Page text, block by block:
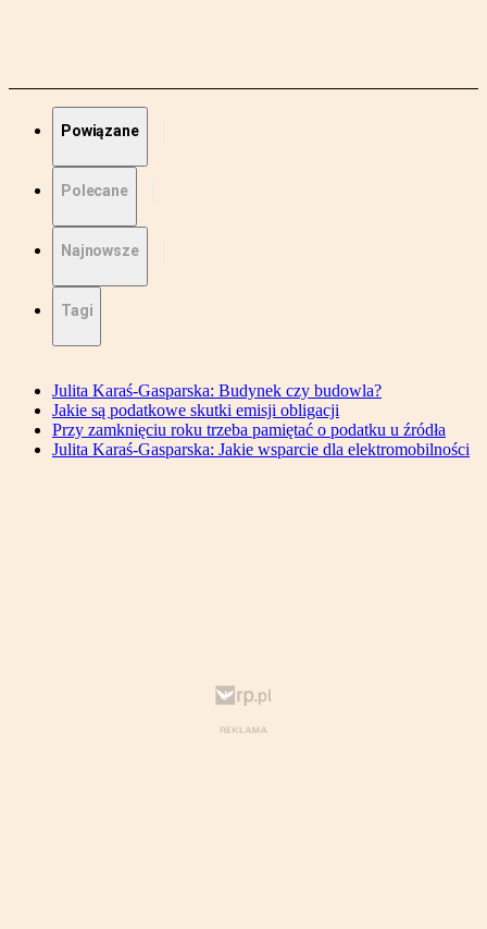
Powiązane
Polecane
Najnowsze
Tagi
Julita Karaś-Gasparska: Budynek czy budowla?
Jakie są podatkowe skutki emisji obligacji
Przy zamknięciu roku trzeba pamiętać o podatku u źródła
Julita Karaś-Gasparska: Jakie wsparcie dla elektromobilności